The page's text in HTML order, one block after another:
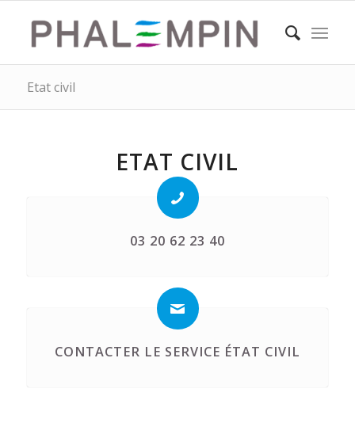
Etat civil
ETAT CIVIL
03 20 62 23 40
CONTACTER LE SERVICE ÉTAT CIVIL